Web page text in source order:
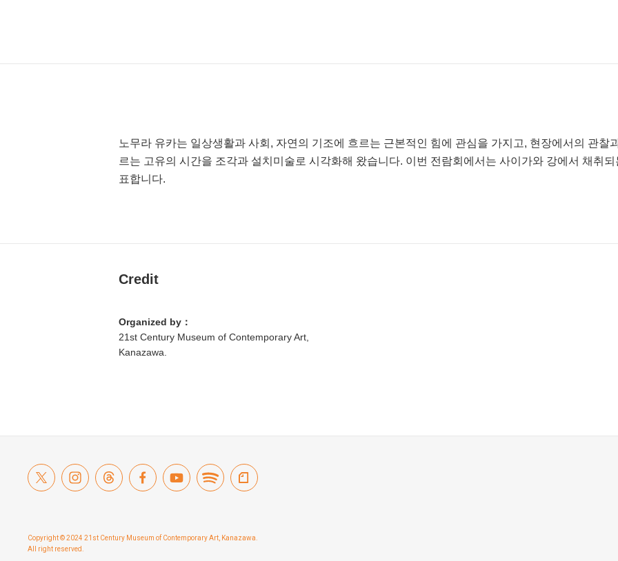
노무라 유카는 일상생활과 사회, 자연의 기조에 흐르는 근본적인 힘에 관심을 가지고, 현장에서의 관찰
르는 고유의 시간을 조각과 설치미술로 시각화해 왔습니다. 이번 전람회에서는 사이가와 강에서 채취되
표합니다.
Credit
Organized by：
21st Century Museum of Contemporary Art,
Kanazawa.
Copyright © 2024 21st Century Museum of Contemporary Art, Kanazawa.
All right reserved.